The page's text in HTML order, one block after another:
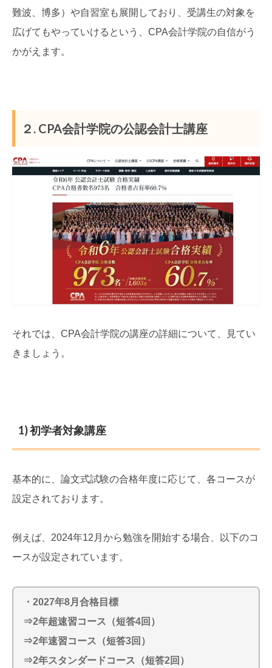
難波、博多）や自習室も展開しており、受講生の対象を
広げてもやっていけるという、CPA会計学院の自信がう
かがえます。
２. CPA会計学院の公認会計士講座
それでは、CPA会計学院の講座の詳細について、見てい
きましょう。
1) 初学者対象講座
基本的に、論文式試験の合格年度に応じて、各コースが
設定されております。
例えば、2024年12月から勉強を開始する場合、以下のコ
ースが設定されています。
・2027年8月合格目標
⇒2年超速習コース（短答4回）
⇒2年速習コース（短答3回）
⇒2年スタンダードコース（短答2回）